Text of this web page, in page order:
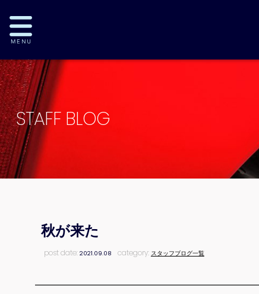
STAFF BLOG
秋が来た
post date:2021.09.08 category: スタッフブログ一覧